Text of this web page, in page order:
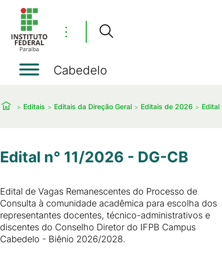
⋮
Cabedelo
Editais Editais da Direção Geral Editais de 2026 Edital
Edital n° 11/2026 - DG-CB
Edital de Vagas Remanescentes do Processo de
Consulta à comunidade acadêmica para escolha dos
representantes docentes, técnico-administrativos e
discentes do Conselho Diretor do IFPB Campus
Cabedelo - Biênio 2026/2028.